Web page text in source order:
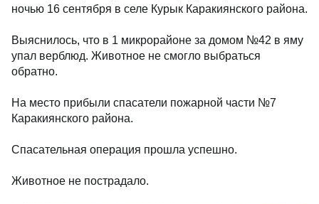
ночью 16 сентября в селе Курык Каракиянского района.
Выяснилось, что в 1 микрорайоне за домом №42 в яму
упал верблюд. Животное не смогло выбраться
обратно.
На место прибыли спасатели пожарной части №7
Каракиянского района.
Спасательная операция прошла успешно.
Животное не пострадало.